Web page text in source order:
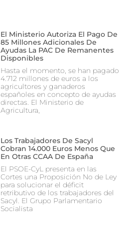
El Ministerio Autoriza El Pago De
85 Millones Adicionales De
Ayudas La PAC De Remanentes
Disponibles
Hasta el momento, se han pagado
4.712 millones de euros a los
agricultores y ganaderos
españoles en concepto de ayudas
directas. El Ministerio de
Agricultura,
Los Trabajadores De Sacyl
Cobran 14.000 Euros Menos Que
En Otras CCAA De España
El PSOE-CyL presenta en las
Cortes una Proposición No de Ley
para solucionar el déficit
retributivo de los trabajadores del
Sacyl. El Grupo Parlamentario
Socialista